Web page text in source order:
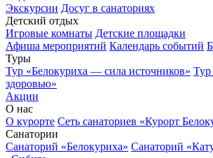
Экскурсии Досуг в санаториях
Детский отдых
Игровые комнаты Детские площадки
Афиша мероприятий Календарь событий
Туры
Тур «Белокуриха — сила источников» Тур
здоровью»
Акции
О нас
О курорте Сеть санаториев «Курорт
Санатории
Санаторий «Белокуриха» Санаторий